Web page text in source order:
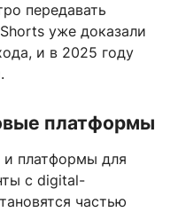
передавать
уже доказали
и в 2025 году
платформы
и платформы для
с digital-
частью